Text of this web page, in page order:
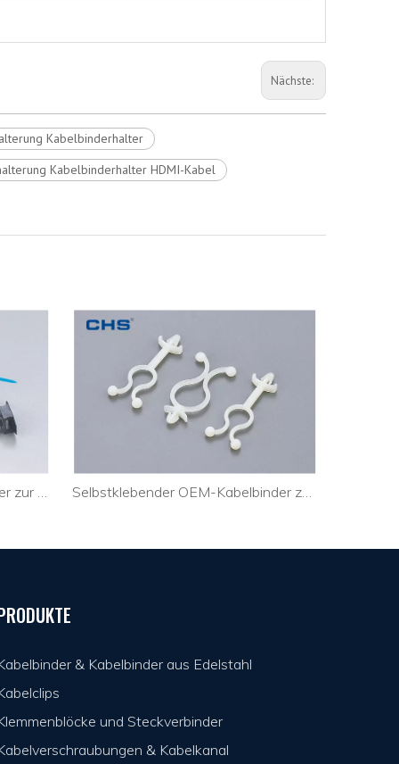
Nächste:
Kabelbinderhalter
Kabelbinderhalter HDMI-Kabel
Kleine hochwertige Kabelbinder zur Befestigung von optischen Kabeln Selbstklebender OEM-Kabelbinder zur Befestigung des HDMI-Kabels
& Kabelbinder aus Edelstahl
und Steckverbinder
& Kabelkanal